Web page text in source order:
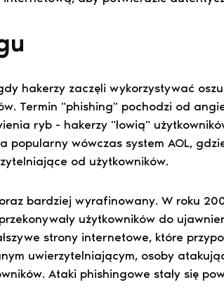
hakerzy zaczęli wykorzystywać
Termin "phishing" pochodzi od
ryb - hakerzy "łowią"
popularny wówczas system AOL,
od użytkowników.
bardziej wyrafinowany. W roku
użytkowników do
strony internetowe, które
uwierzytelniającym, osoby
Ataki phishingowe stały się